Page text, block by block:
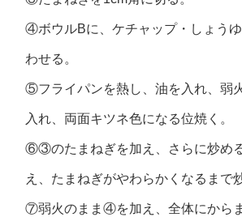
④ボウルBに、ケチャップ・しょう
わせる。
⑤フライパンを熱し、油を入れ、弱
入れ、両面キツネ色になる位焼く。
⑥③のたまねぎを加え、さらに炒め
え、たまねぎがやわらかくなるまで
⑦弱火のまま④を加え、全体にから